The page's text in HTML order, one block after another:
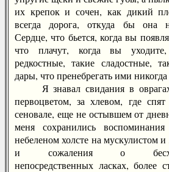
их крепок и сочен, как дикий
всегда дорога, откуда бы она
Сердце, что бьется, когда вы
что плачут, когда вы
редкостные, такие сладостные,
дары, что пренебрегать ими никогда
Я знавал свидания в
первоцветом, за хлевом, где
сеновале, еще не остывшем от
меня сохранились
небеленом холсте на мускулистом и
и сожаления о
непосредственных ласках, более